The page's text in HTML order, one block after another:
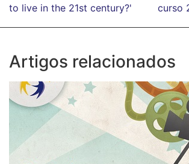
to live in the 21st century?'
curso
Artigos relacionados